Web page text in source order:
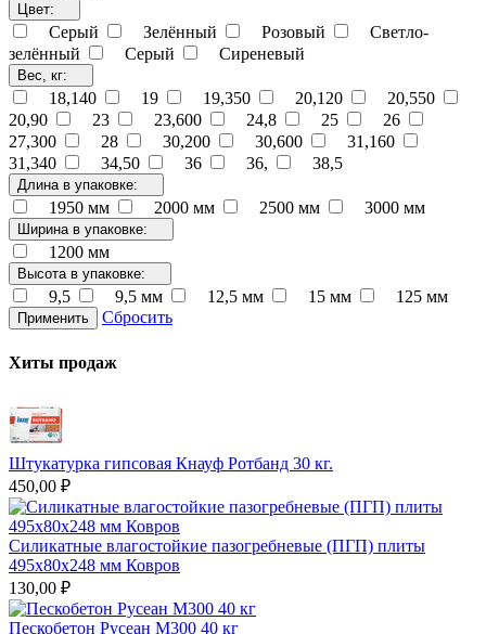
Цвет:
Cерый Зелённый Розовый
Светло-
зелённый
Серый Сиреневый
Вес, кг:
18,140 19 19,350 20,120
20,550
20,90
23 23,600 24,8 25
26
27,300
28 30,200 30,600
31,160
31,340
34,50 36 36, 38,5
Длина в упаковке:
1950 мм 2000 мм 2500 мм 3000 мм
Ширина в упаковке:
1200 мм
Высота в упаковке:
9,5 9,5 мм 12,5 мм 15 мм 125 мм
Применить Сбросить
Хиты продаж
Штукатурка гипсовая Кнауф Ротбанд 30 кг.
450,00 ₽
Силикатные влагостойкие пазогребневые (ПГП) плиты
495х80х248 мм Ковров
130,00 ₽
Пескобетон Русеан М300 40 кг